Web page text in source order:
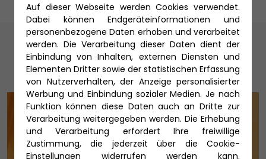
Unsere Reiseexperten
Auf dieser Webseite werden Cookies verwendet.
Dabei können Endgeräteinformationen und
personenbezogene Daten erhoben und verarbeitet
werden. Die Verarbeitung dieser Daten dient der
Einbindung von Inhalten, externen Diensten und
Elementen Dritter sowie der statistischen Erfassung
von Nutzerverhalten, der Anzeige personalisierter
Werbung und Einbindung sozialer Medien. Je nach
Funktion können diese Daten auch an Dritte zur
Verarbeitung weitergegeben werden. Die Erhebung
und Verarbeitung erfordert Ihre freiwillige
Zustimmung, die jederzeit über die Cookie-
Einstellungen widerrufen werden kann.